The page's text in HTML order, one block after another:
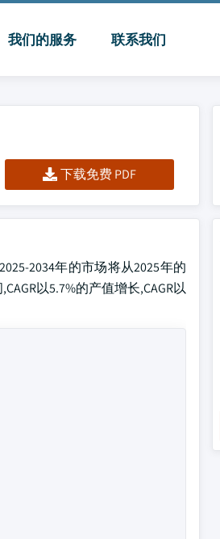
我们的服务 联系我们
下载免费 PDF
2034年的市场将从2025年的
以5.7%的产值增长,CAGR以